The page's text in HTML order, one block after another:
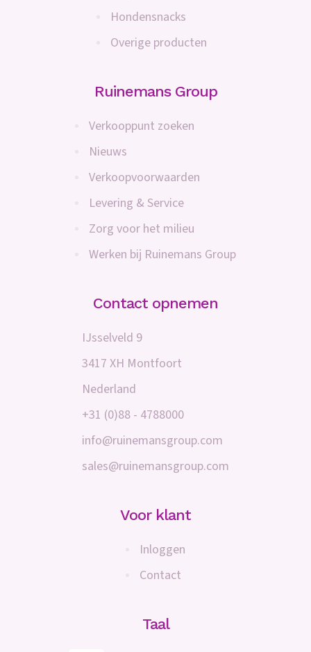
Hondensnacks
Overige producten
Ruinemans Group
Verkooppunt zoeken
Nieuws
Verkoopvoorwaarden
Levering & Service
Zorg voor het milieu
Werken bij Ruinemans Group
Contact opnemen
IJsselveld 9
3417 XH Montfoort
Nederland
+31 (0)88 - 4788000
info@ruinemansgroup.com
sales@ruinemansgroup.com
Voor klant
Inloggen
Contact
Taal